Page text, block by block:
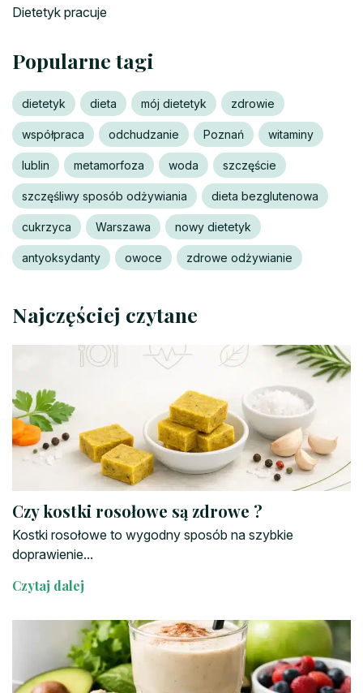
Dietetyk pracuje
Popularne tagi
dietetyk dieta mój dietetyk zdrowie
współpraca odchudzanie Poznań witaminy
lublin metamorfoza woda szczęście
szczęśliwy sposób odżywiania dieta bezglutenowa
cukrzyca Warszawa nowy dietetyk
antyoksydanty owoce zdrowe odżywianie
Najczęściej czytane
Czy kostki rosołowe są zdrowe ?
Kostki rosołowe to wygodny sposób na szybkie
doprawienie...
Czytaj dalej